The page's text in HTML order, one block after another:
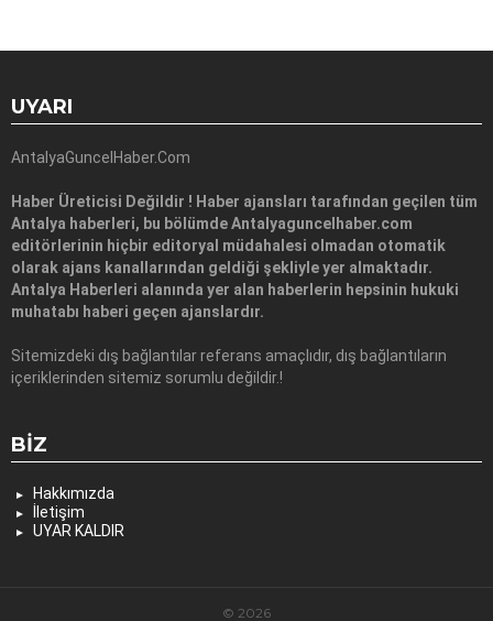
UYARI
AntalyaGuncelHaber.Com
Haber Üreticisi Değildir ! Haber ajansları tarafından geçilen tüm
Antalya haberleri, bu bölümde Antalyaguncelhaber.com
editörlerinin hiçbir editoryal müdahalesi olmadan otomatik
olarak ajans kanallarından geldiği şekliyle yer almaktadır.
Antalya Haberleri alanında yer alan haberlerin hepsinin hukuki
muhatabı haberi geçen ajanslardır.
Sitemizdeki dış bağlantılar referans amaçlıdır, dış bağlantıların
içeriklerinden sitemiz sorumlu değildir.!
BIZ
Hakkımızda
İletişim
UYAR KALDIR
© 2026